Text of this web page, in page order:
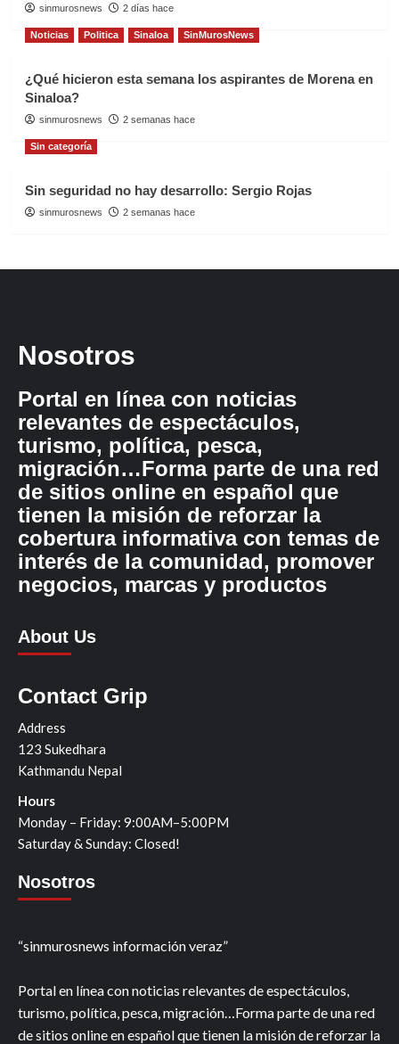
sinmurosnews 2 días hace
Noticias Politica Sinaloa SinMurosNews
¿Qué hicieron esta semana los aspirantes de Morena en
Sinaloa?
sinmurosnews 2 semanas hace
Sin categoría
Sin seguridad no hay desarrollo: Sergio Rojas
sinmurosnews 2 semanas hace
Nosotros
Portal en línea con noticias
relevantes de espectáculos,
turismo, política, pesca,
migración…Forma parte de una red
de sitios online en español que
tienen la misión de reforzar la
cobertura informativa con temas de
interés de la comunidad, promover
negocios, marcas y productos
About Us
Contact Grip
Address
123 Sukedhara
Kathmandu Nepal
Hours
Monday – Friday: 9:00AM–5:00PM
Saturday & Sunday: Closed!
Nosotros
“sinmurosnews información veraz”
Portal en línea con noticias relevantes de espectáculos,
turismo, política, pesca, migración…Forma parte de una red
de sitios online en español que tienen la misión de reforzar la